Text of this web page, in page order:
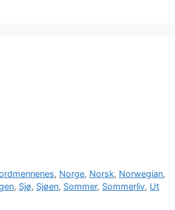
, Norge, Norsk, Norwegian,
, Sjø, Sjøen, Sommer, Sommerliv, Ut